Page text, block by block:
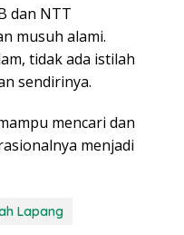
dan NTT
musuh alami.
tidak ada istilah
sendirinya.
mencari dan
menjadi
Lapang